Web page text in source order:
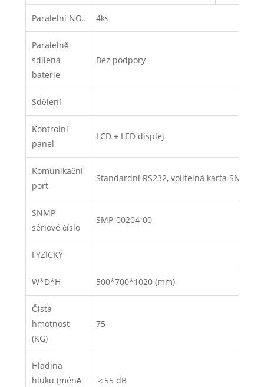
Paralelní NO. 4ks
Paralelně
sdílená
baterie
Bez podpory
Sdělení
Kontrolní
panel
LCD + LED displej
Komunikační
port
Standardní RS232, volitelná karta SNMP,
SNMP
sériové číslo
SMP-00204-00
FYZICKÝ
W*D*H 500*700*1020 (mm)
Čistá
hmotnost
(KG)
75
Hladina
hluku (méně
＜55 dB